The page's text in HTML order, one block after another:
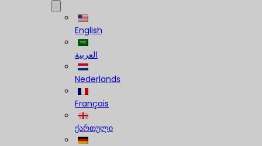
English
العربية
Nederlands
Français
ქართული